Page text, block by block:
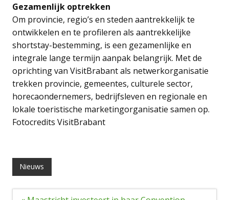
Gezamenlijk optrekken
Om provincie, regio’s en steden aantrekkelijk te
ontwikkelen en te profileren als aantrekkelijke
shortstay-bestemming, is een gezamenlijke en
integrale lange termijn aanpak belangrijk. Met de
oprichting van VisitBrabant als netwerkorganisatie
trekken provincie, gemeentes, culturele sector,
horecaondernemers, bedrijfsleven en regionale en
lokale toeristische marketingorganisatie samen op.
Fotocredits VisitBrabant
Nieuws